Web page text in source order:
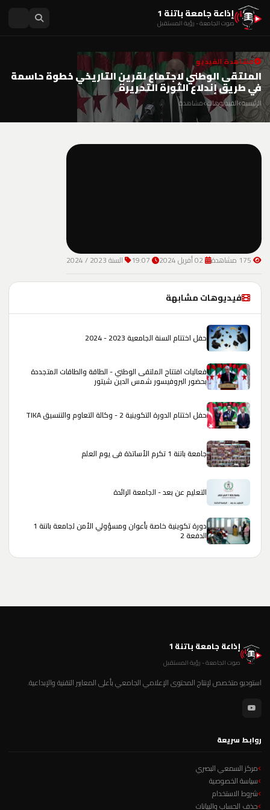
إذاعة جامعة باتنة 1
صوت الجامعة - رؤية المستقبل
مشاهدة الفيديو
الملتقى الوطني لاجتماع لقرين التاريخي خطوة حاسمة
في طريق إندلاع الثورة التحريرة
الرئيسية الفيديوهات مشاهدة
السنة 2023 / 2024
فيديوهات مشابهة
حفل اختتام السنة الجامعية 2023 - 2024
فعاليات افتتاح الملتقى الوطني - الطاقة والطاقات المتجددة
بحضور البروفيسور شمس الدين شيتور
حفل اختتام الدورة التكوينية 2 - وكالة التعاوم والتنسيق TIKA
جامعة باتنة 1 تكرم الأساتذة في يوم العلم
التعليم عن بعد - الجامعة الرائدة
دورة تكوينية خاصة بأعوان ومسؤولي الأمن لجامعة باتنة 1
الدفعة 2
إذاعة جامعة باتنة 1
صوت الجامعة - رؤية المستقبل
استوديو متخصص لإنتاج المحتوى الإعلامي الجامعي بأعلى المعايير التقنية والإبداعية.
روابط سريعة
مركز السمعي البصري
سياسة الخصوصية
شروط الاستخدام
حذف الحساب والبيانات